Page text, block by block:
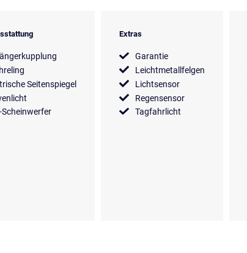
Seitenspiegel
Scheinwerfer
Extras
Garantie
Leichtmetallfelgen
Lichtsensor
Regensensor
Tagfahrlicht